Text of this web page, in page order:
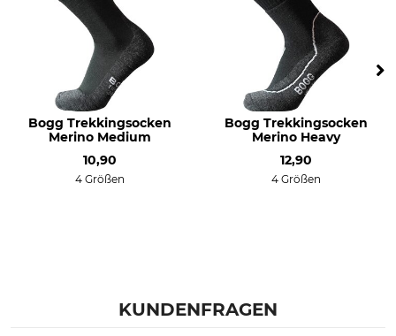
Sockengröße
Bogg Trekkingsocken
Merino Medium
10,90
4 Größen
Bogg Trekkingsocken
Merino Heavy
12,90
4 Größen
KUNDENFRAGEN